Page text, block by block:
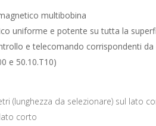
multibobina
uniforme e potente su tutta la
e telecomando corrispondenti
e 50.10.T10)
(lunghezza da selezionare) sul lato
corto